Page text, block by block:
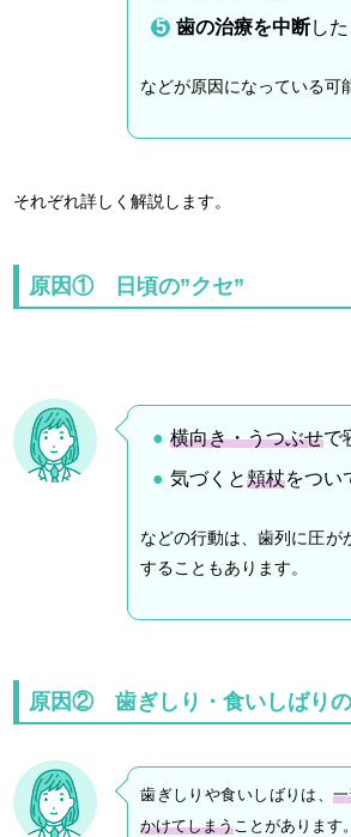
歯の治療を中断した
などが原因になっている可
それぞれ詳しく解説します。
原因① 日頃の”クセ”
横向き・うつぶせで
気づくと頬杖をつい
などの行動は、歯列に圧が
することもあります。
原因② 歯ぎしり・食いしばり
歯ぎしりや食いしばりは、
かけてしまうことがあります。